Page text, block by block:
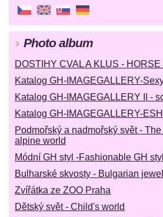
Photo album
DOSTIHY CVAL A KLUS -
Katalog GH-IMAGEGALLERY-
Katalog GH-IMAGEGALLERY II -
Katalog GH-IMAGEGALLERY-
Podmořský a nadmořský svět -
alpine world
Módní GH styl -Fashionable GH
Bulharské skvosty - Bulgarian
Zvířátka ze ZOO Praha
Dětský svět - Child's world